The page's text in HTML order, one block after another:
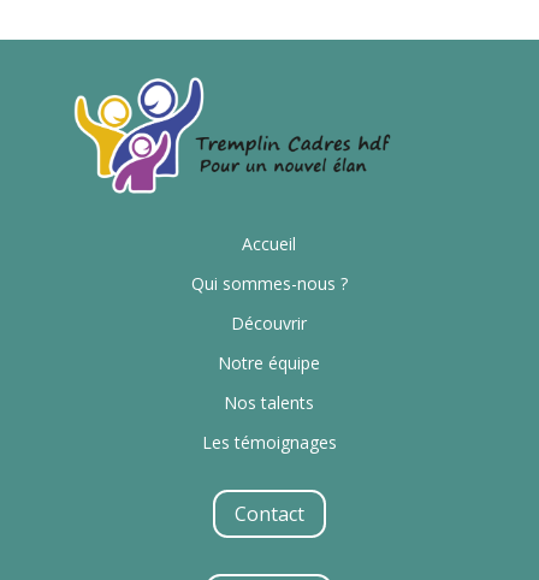
Accueil
Qui sommes-nous ?
Découvrir
Notre équipe
Nos talents
Les témoignages
Contact